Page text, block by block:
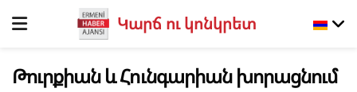
Կարճ ու կոնկրետ
Թուրքիան և Հունգարիան խորացնում